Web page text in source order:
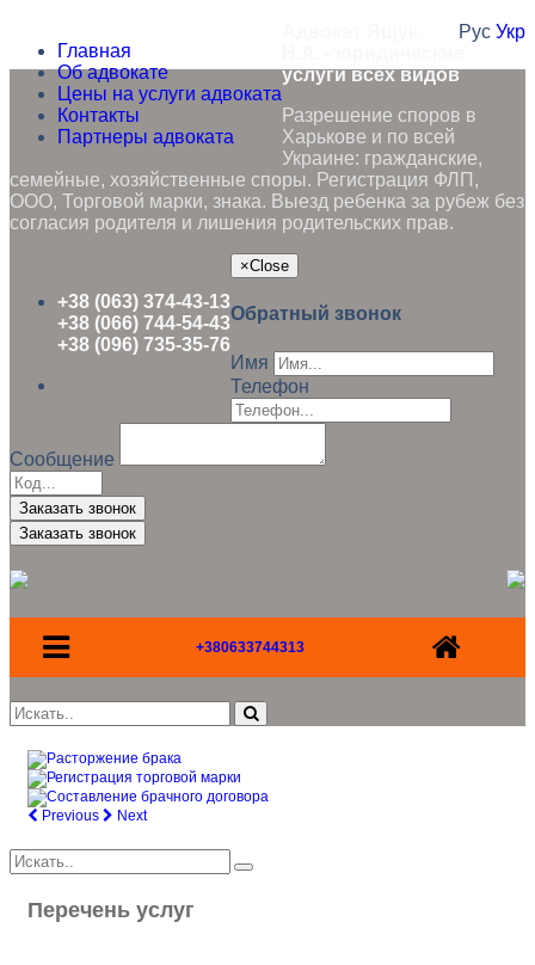
Главная
Об адвокате
Цены на услуги адвоката
Контакты
Партнеры адвоката
Рус Укр
услуги всех видов
Разрешение споров в
Харькове и по всей
Украине: гражданские,
семейные, хозяйственные споры. Регистрация ФЛП,
ООО, Торговой марки, знака. Выезд ребенка за рубеж без
согласия родителя и лишения родительских прав.
+38 (063) 374-43-13
+38 (066) 744-54-43
+38 (096) 735-35-76
×Close
Обратный звонок
Имя
Телефон
Сообщение
Заказать звонок
+380633744313
Previous Next
Перечень услуг